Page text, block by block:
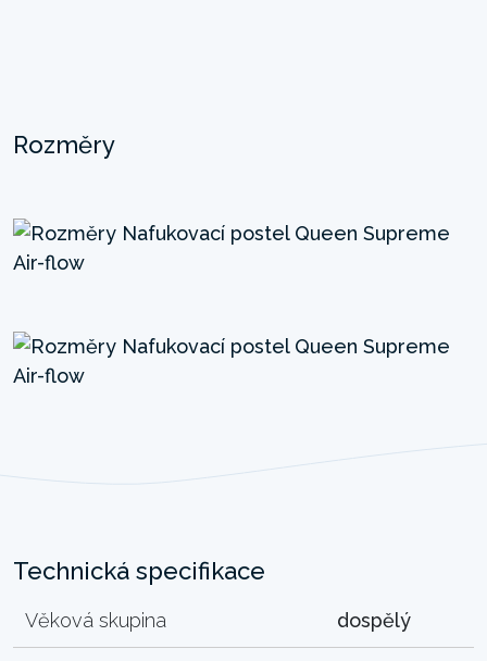
Rozměry
Technická specifikace
Věková skupina dospělý